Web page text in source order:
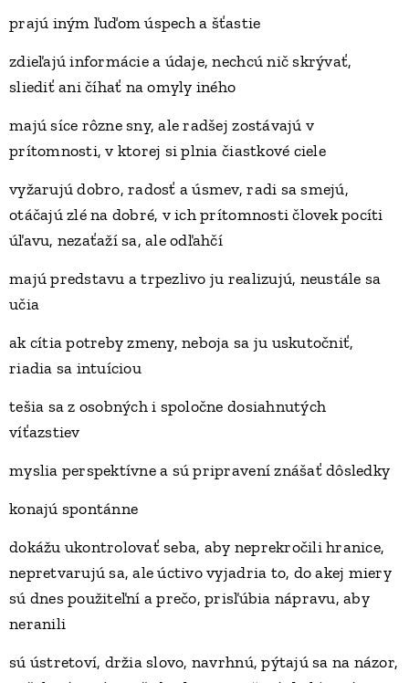
prajú iným ľuďom úspech a šťastie
zdieľajú informácie a údaje, nechcú nič skrývať,
sliediť ani číhať na omyly iného
majú síce rôzne sny, ale radšej zostávajú v
prítomnosti, v ktorej si plnia čiastkové ciele
vyžarujú dobro, radosť a úsmev, radi sa smejú,
otáčajú zlé na dobré, v ich prítomnosti človek pocíti
úľavu, nezaťaží sa, ale odľahčí
majú predstavu a trpezlivo ju realizujú, neustále sa
učia
ak cítia potreby zmeny, neboja sa ju uskutočniť,
riadia sa intuíciou
tešia sa z osobných i spoločne dosiahnutých
víťazstiev
myslia perspektívne a sú pripravení znášať dôsledky
konajú spontánne
dokážu ukontrolovať seba, aby neprekročili hranice,
nepretvarujú sa, ale úctivo vyjadria to, do akej miery
sú dnes použiteľní a prečo, prisľúbia nápravu, aby
neranili
sú ústretoví, držia slovo, navrhnú, pýtajú sa na názor,